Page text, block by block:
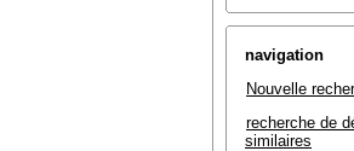
navigation
Nouvelle
recherche de
similaires